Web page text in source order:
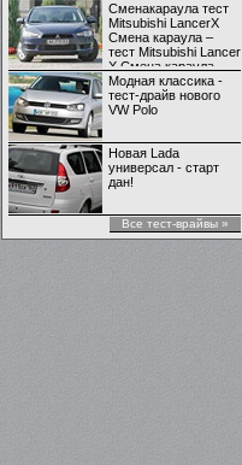
Сменакараула тест
Mitsubishi LancerX
Смена караула –
тест Mitsubishi Lancer
X Смена караула –
тест Mitsubishi Lancer
X
Модная классика -
тест-драйв нового
VW Polo
Новая Lada
универсал - старт
дан!
Все тест-врайвы »